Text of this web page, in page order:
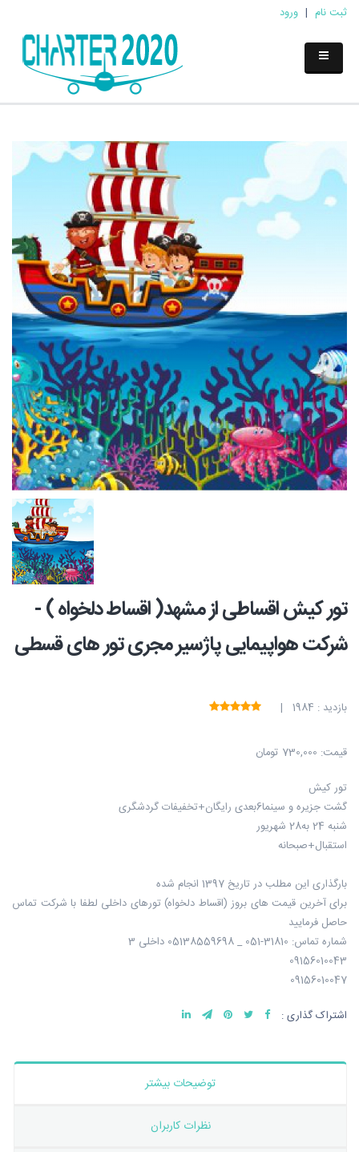
ثبت نام | ورود
تور کیش اقساطی از مشهد( اقساط دلخواه ) -
شرکت هواپیمایی پاژسیر مجری تور های قسطی
بازدید : 1984 |
قیمت: 730,000 تومان
تور کیش
گشت جزیره و سینما6بعدی رایگان+تخفیفات گردشگری
شنبه 24 به28 شهریور
استقبال+صبحانه
بارگذاری این مطلب در تاریخ 1397 انجام شده
برای آخرین قیمت های بروز (اقساط دلخواه) تورهای داخلی لطفا با شرکت تماس
حاصل فرمایید
شماره تماس: 31810-051 _ 05138559698 داخلی 3
09156010043
09156010047
اشتراک گذاری :
توضیحات بیشتر
نظرات کاربران